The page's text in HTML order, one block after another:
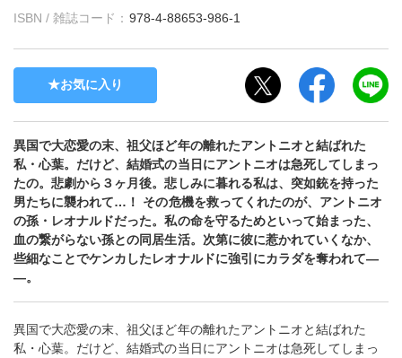
ISBN / 雑誌コード： 978-4-88653-986-1
お気に入り
異国で大恋愛の末、祖父ほど年の離れたアントニオと結ばれた
私・心葉。だけど、結婚式の当日にアントニオは急死してしまっ
たの。悲劇から３ヶ月後。悲しみに暮れる私は、突如銃を持った
男たちに襲われて…！ その危機を救ってくれたのが、アントニオ
の孫・レオナルドだった。私の命を守るためといって始まった、
血の繋がらない孫との同居生活。次第に彼に惹かれていくなか、
些細なことでケンカしたレオナルドに強引にカラダを奪われて―
―。
異国で大恋愛の末、祖父ほど年の離れたアントニオと結ばれた
私・心葉。だけど、結婚式の当日にアントニオは急死してしまっ